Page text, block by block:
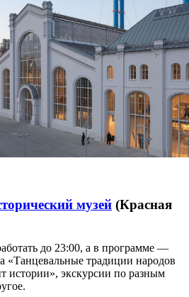
музей (Красная
до 23:00, а в программе —
«Танцевальные традиции народов
истории», экскурсии по разным